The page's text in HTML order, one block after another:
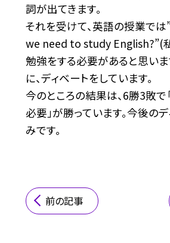
詞が出てきます。
それを受けて、英語の授業で
we need to study English?”(
勉強をする必要があると思い
に、ディベートをしています。
今のところの結果は、6勝3敗で
必要」が勝っています。今後の
みです。
前の記事